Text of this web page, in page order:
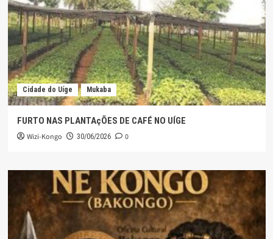
Cidade do Uíge Mukaba
FURTO NAS PLANTAçÕES DE CAFÉ NO UÍGE
Wizi-Kongo 30/06/2026 0